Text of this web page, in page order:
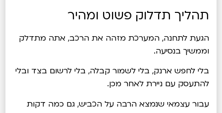
תהליך תדלוק פשוט ומהיר
הגעת לתחנה, המערכת מזהה את הרכב, אתה מתדלק
וממשיך בנסיעה.
בלי לחפש ארנק, בלי לשמור קבלה, בלי לרשום בצד ובלי
להתעסק עם ניירת לאחר מכן.
עבור עצמאי שנמצא הרבה על הכביש, גם כמה דקות